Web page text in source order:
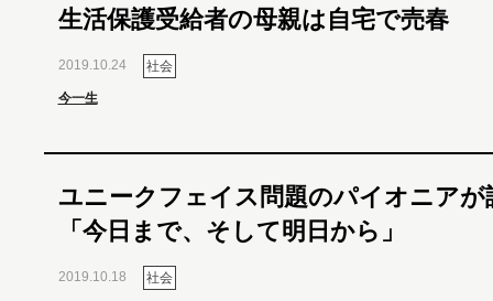
生活保護受給者の母親は自宅で売春
2019.10.24 社会
今一生
ユニークフェイス問題のパイオニアが
「今日まで、そして明日から」
2019.10.18 社会